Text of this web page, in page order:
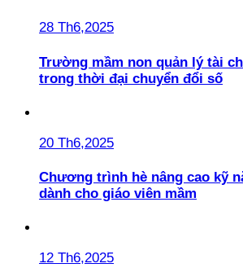
28 Th6,2025
Trường mầm non quản lý tài
trong thời đại chuyển đổi số
20 Th6,2025
Chương trình hè nâng cao kỹ
dành cho giáo viên mầm
12 Th6,2025